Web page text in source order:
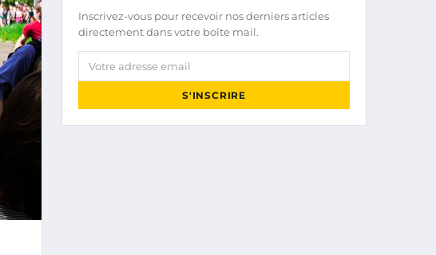
Inscrivez-vous pour recevoir nos derniers articles
directement dans votre boîte mail.
Votre adresse email
S'INSCRIRE